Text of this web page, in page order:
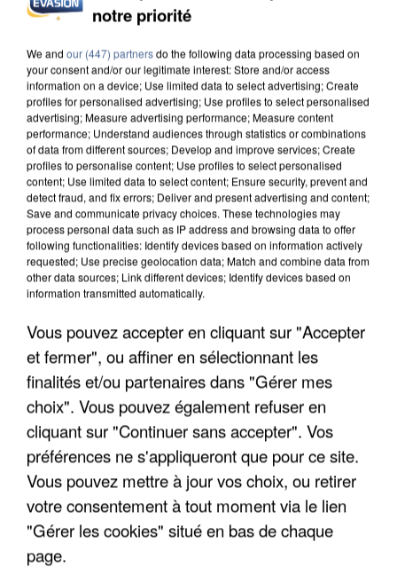
INCENDIES : L’ÎLE-DE-FRANCE LANCE UN ÉLAN
APRÈS TOUTES CES CANICULES, LES REFUGES
DE FAUNE SAUVAGE SONT...
notre priorité
We and our (447) partnersdo the following data processing based on
your consent and/or our legitimate interest: Store and/or access
information on a device; Use limited data to select advertising; Create
profiles for personalised advertising; Use profiles to select personalised
advertising; Measure advertising performance; Measure content
performance; Understand audiences through statistics or combinations
of data from different sources; Develop and improve services; Create
profiles to personalise content; Use profiles to select personalised
content; Use limited data to select content; Ensure security, prevent and
detect fraud, and fix errors; Deliver and present advertising and content;
Save and communicate privacy choices. These technologies may
process personal data such as IP address and browsing data to offer
following functionalities: Identify devices based on information actively
requested; Use precise geolocation data; Match and combine data from
other data sources; Link different devices; Identify devices based on
information transmitted automatically.
Vous pouvez accepter en cliquant sur "Accepter
et fermer", ou affiner en sélectionnant les
finalités et/ou partenaires dans "Gérer mes
choix". Vous pouvez également refuser en
cliquant sur "Continuer sans accepter". Vos
préférences ne s'appliqueront que pour ce site.
Vous pouvez mettre à jour vos choix, ou retirer
votre consentement à tout moment via le lien
"Gérer les cookies" situé en bas de chaque
page.